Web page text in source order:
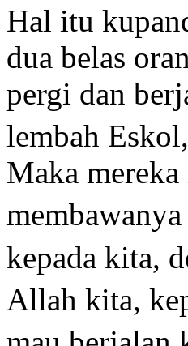
Hal itu
dua belas
pergi dan
lembah Eskol,
Maka
kepada kita,
Allah kita,